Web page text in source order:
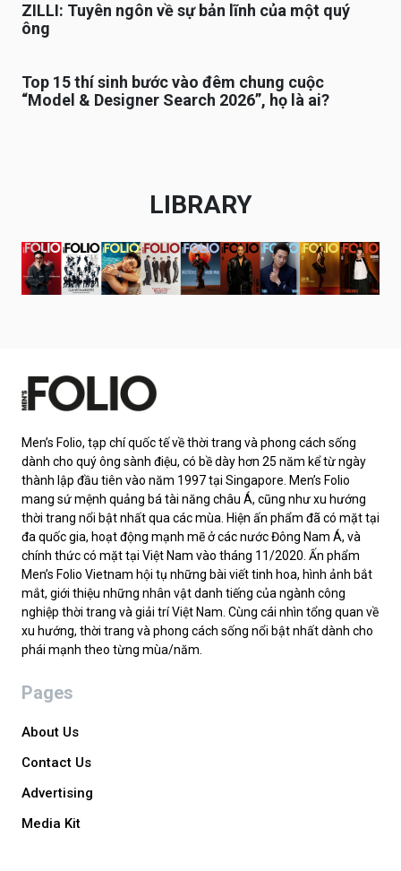
ZILLI: Tuyên ngôn về sự bản lĩnh của một quý
ông
Top 15 thí sinh bước vào đêm chung cuộc
“Model & Designer Search 2026”, họ là ai?
LIBRARY
Men’s Folio, tạp chí quốc tế về thời trang và phong cách sống
dành cho quý ông sành điệu, có bề dày hơn 25 năm kể từ ngày
thành lập đầu tiên vào năm 1997 tại Singapore. Men’s Folio
mang sứ mệnh quảng bá tài năng châu Á, cũng như xu hướng
thời trang nổi bật nhất qua các mùa. Hiện ấn phẩm đã có mặt tại
đa quốc gia, hoạt động mạnh mẽ ở các nước Đông Nam Á, và
chính thức có mặt tại Việt Nam vào tháng 11/2020. Ấn phẩm
Men’s Folio Vietnam hội tụ những bài viết tinh hoa, hình ảnh bắt
mắt, giới thiệu những nhân vật danh tiếng của ngành công
nghiệp thời trang và giải trí Việt Nam. Cùng cái nhìn tổng quan về
xu hướng, thời trang và phong cách sống nổi bật nhất dành cho
phái mạnh theo từng mùa/năm.
Pages
About Us
Contact Us
Advertising
Media Kit